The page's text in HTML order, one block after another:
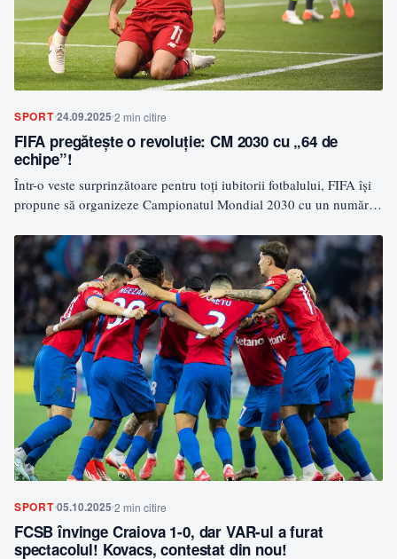
SPORT24.09.2025 2 min citire
FIFA pregătește o revoluție: CM 2030 cu „64 de
echipe”!
Într-o veste surprinzătoare pentru toți iubitorii fotbalului, FIFA își
propune să organizeze Campionatul Mondial 2030 cu un număr…
SPORT05.10.2025 2 min citire
FCSB învinge Craiova 1-0, dar VAR-ul a furat
spectacolul! Kovacs, contestat din nou!